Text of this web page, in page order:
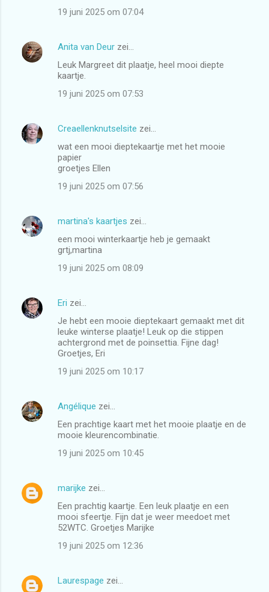
s
19 juni 2025 om 07:04
Anita van Deur zei…
Leuk Margreet dit plaatje, heel mooi diepte
kaartje.
19 juni 2025 om 07:53
Creaellenknutselsite zei…
wat een mooi dieptekaartje met het mooie
papier
groetjes Ellen
19 juni 2025 om 07:56
martina's kaartjes zei…
een mooi winterkaartje heb je gemaakt
grtj,martina
19 juni 2025 om 08:09
Eri zei…
Je hebt een mooie dieptekaart gemaakt met dit
leuke winterse plaatje! Leuk op die stippen
achtergrond met de poinsettia. Fijne dag!
Groetjes, Eri
19 juni 2025 om 10:17
Angélique zei…
Een prachtige kaart met het mooie plaatje en de
mooie kleurencombinatie.
19 juni 2025 om 10:45
marijke zei…
Een prachtig kaartje. Een leuk plaatje en een
mooi sfeertje. Fijn dat je weer meedoet met
52WTC. Groetjes Marijke
19 juni 2025 om 12:36
Laurespage zei…